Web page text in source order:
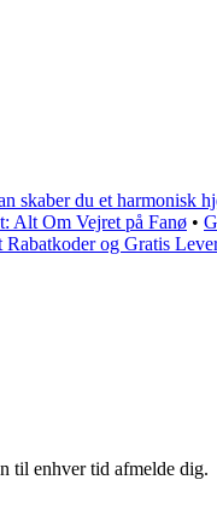
skaber du et harmonisk
Alt Om Vejret på Fanø •
og Gratis
til enhver tid afmelde dig.